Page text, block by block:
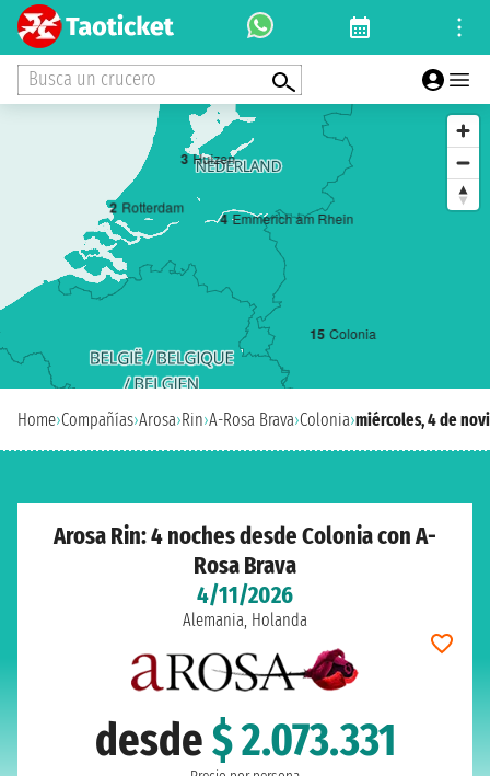
Busca un crucero
15 Colonia
2 Rotterdam
3 Huizen
4 Emmerich am Rhein
Home›Compañías›Arosa›Rin›A-Rosa Brava›Colonia›miércoles, 4 de
Arosa Rin: 4 noches desde Colonia con A-
Rosa Brava
4/11/2026
Alemania, Holanda
desde$ 2.073.331